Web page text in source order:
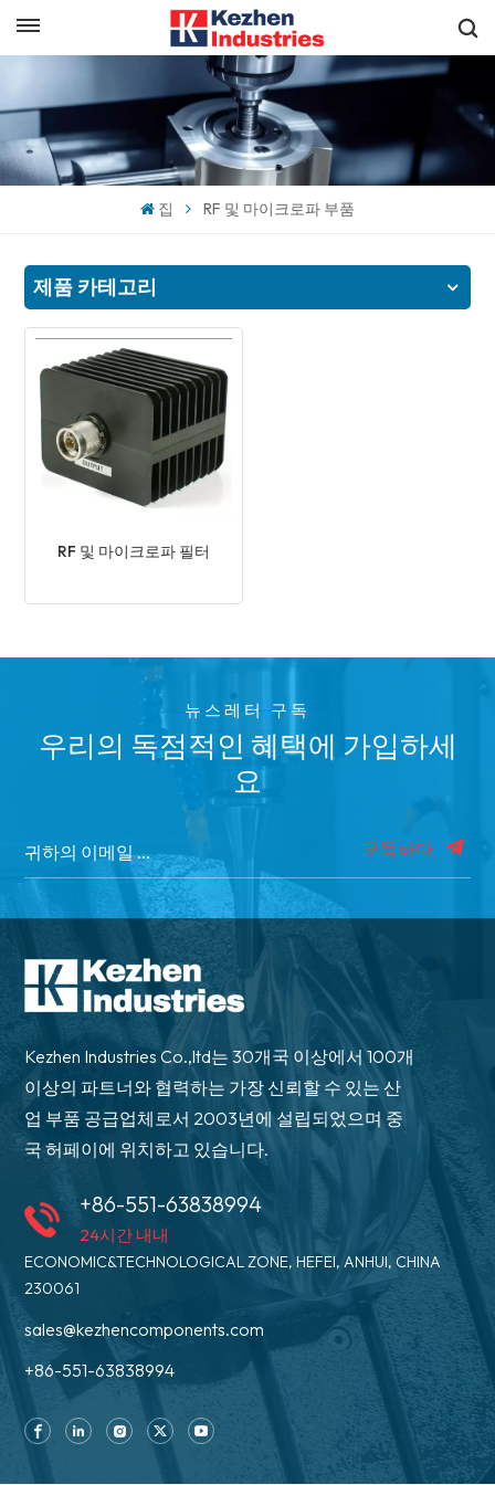
English
español
한국의
빠른 견적 받기
집 RF 및 마이크로파 부품
제품 카테고리
RF 및 마이크로파 필터
뉴스레터 구독
우리의 독점적인 혜택에 가입하세
요
구독하다
Kezhen Industries Co.,ltd는 30개국 이상에서 100개
이상의 파트너와 협력하는 가장 신뢰할 수 있는 산
업 부품 공급업체로서 2003년에 설립되었으며 중
국 허페이에 위치하고 있습니다.
+86-551-63838994
24시간 내내
ECONOMIC&TECHNOLOGICAL ZONE, HEFEI, ANHUI, CHINA
230061
sales@kezhencomponents.com
+86-551-63838994